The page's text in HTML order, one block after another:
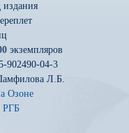
издания
экземпляров
902490-04-3
Л.Б.
Озоне
РГБ